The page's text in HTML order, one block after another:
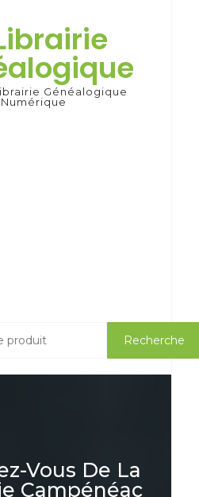
Généalogique
Numérique
Recherche
Vous De La
Campénéac